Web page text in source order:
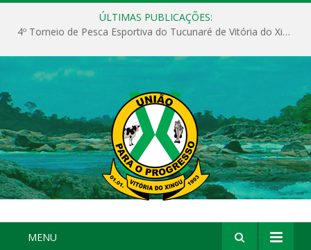
ÚLTIMAS PUBLICAÇÕES:
4º Torneio de Pesca Esportiva do Tucunaré de Vitória do Xingu
MENU